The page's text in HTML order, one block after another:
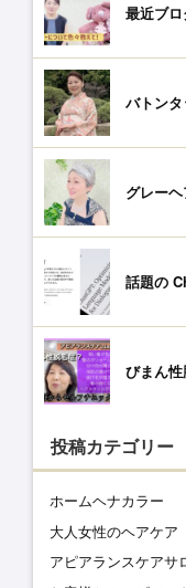
最近ブ
バトン
グレー
話題の
びまん性
投稿カテゴリー
ホームヘナカラー
大人女性のヘアケア
アピアランスケアサ